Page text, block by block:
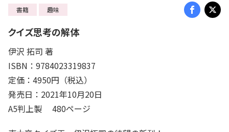
書籍 趣味
クイズ思考の解体
伊沢 拓司 著
ISBN：9784023319837
定価：4950円（税込）
発売日：2021年10月20日
A5判上製 480ページ